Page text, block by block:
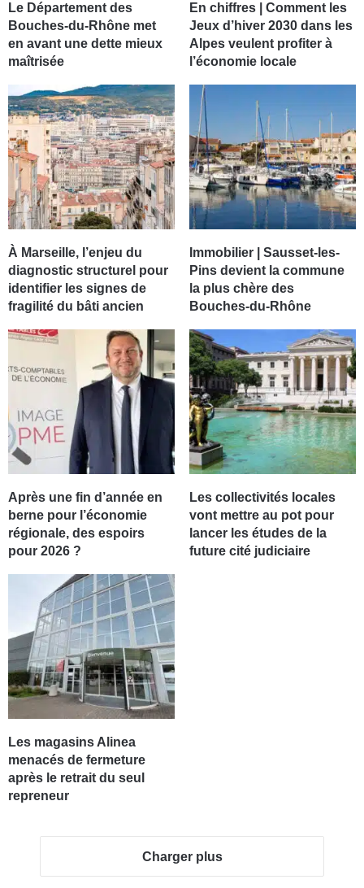
Le Département des
Bouches-du-Rhône met
en avant une dette mieux
maîtrisée
En chiffres | Comment les
Jeux d’hiver 2030 dans les
Alpes veulent profiter à
l’économie locale
À Marseille, l’enjeu du
diagnostic structurel pour
identifier les signes de
fragilité du bâti ancien
Immobilier | Sausset-les-
Pins devient la commune
la plus chère des
Bouches-du-Rhône
Après une fin d’année en
berne pour l’économie
régionale, des espoirs
pour 2026 ?
Les collectivités locales
vont mettre au pot pour
lancer les études de la
future cité judiciaire
Les magasins Alinea
menacés de fermeture
après le retrait du seul
repreneur
Charger plus